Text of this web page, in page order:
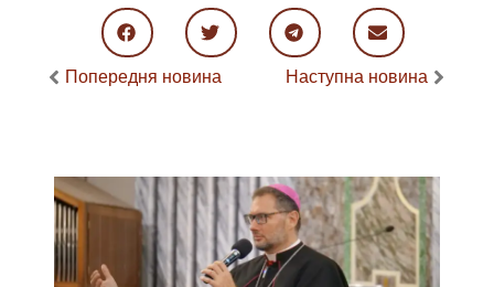
Попередня новина Наступна новина